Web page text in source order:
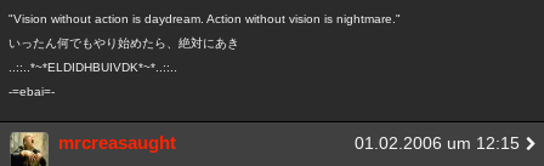
"Vision without action is daydream. Action without vision is nightmare."
いったん何でもやり始めたら、絶対にあき
..::..*~*ELDIDHBUIVDK*~*..::..
-=ebai=-
mrcreasaught 01.02.2006 um 12:15